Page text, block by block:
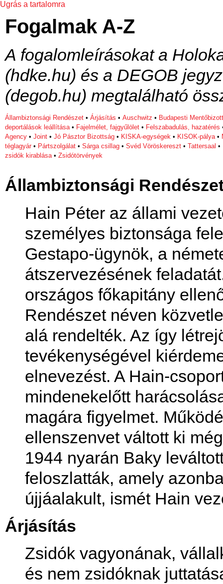
Ugrás a tartalomra
Fogalmak A-Z
A fogalomleírásokat a
(hdke.hu) és a DEGOB
(degob.hu) megtalálható
Állambiztonsági Rendészet • Árjásítás • Auschwitz • Budapesti
deportálások leállítása• Fajelmélet, fajgyűlölet • Felszabadulás, hazatérés
Agency • Joint • Jó Pásztor Bizottság • KISKA-egységek • KISOK-pálya•
téglagyár• Pártszolgálat • Sárga csillag • Svéd Vöröskereszt • Tattersaal •
zsidók kirablása• Zsidótörvények
Állambiztonsági
Hain Péter az állami
személyes biztonsága
Gestapo-ügynök, a
átszervezésének
országos főkapitány
Rendészet néven
alá rendelték. Az így
tevékenységével
elnevezést. A Hain-
mindenekelőtt
magára figyelmet.
ellenszenvet váltott ki
1944 nyarán Baky
feloszlatták, amely
újjáalakult, ismét Hain
Árjásítás
Zsidók vagyonának,
és nem zsidóknak